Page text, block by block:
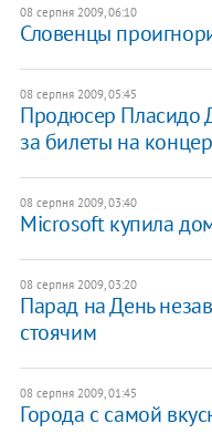
08 серпня 2009, 06:10
Словенцы
08 серпня 2009, 05:45
Продюсер Пласидо
за билеты на
08 серпня 2009, 03:40
Microsoft купила
08 серпня 2009, 03:20
Парад на День
стоячим
08 серпня 2009, 01:45
Города с самой